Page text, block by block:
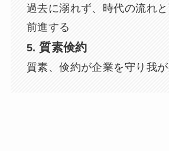
過去に溺れず、時代の流れ
前進する
5.質素倹約
質素、倹約が企業を守り我